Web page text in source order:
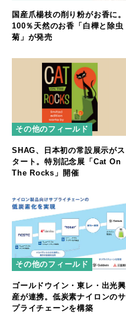
国産爪楊枝の削り粉がお香に。
100％天然のお香「白樺と除虫
菊」が発売
その他のフィールド
SHAG、日本初の常設展示がス
タート。特別記念展「Cat On
The Rocks」開催
その他のフィールド
ゴールドウイン・東レ・出光興
産が連携。低炭素ナイロンのサ
プライチェーンを構築